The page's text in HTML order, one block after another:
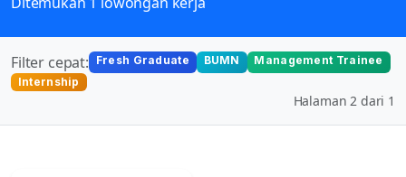
Filter cepat: Fresh Graduate BUMN
Management Trainee
Internship
Halaman 2 dari 1